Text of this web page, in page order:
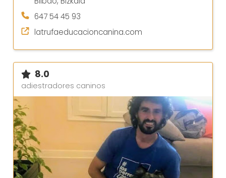
647 54 45 93
latrufaeducacioncanina.com
8.0
adiestradores caninos